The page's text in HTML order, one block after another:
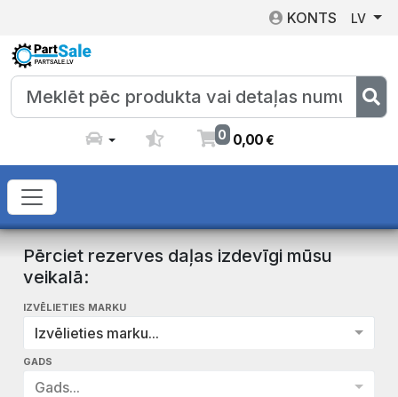
KONTS LV
0 0,00€
Pērciet rezerves daļas izdevīgi mūsu
veikalā:
IZVĒLIETIES MARKU
Izvēlieties marku...
GADS
Gads...